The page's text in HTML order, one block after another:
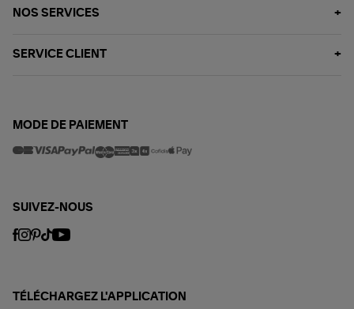
NOS SERVICES
SERVICE CLIENT
MODE DE PAIEMENT
SUIVEZ-NOUS
TÉLÉCHARGEZ L'APPLICATION